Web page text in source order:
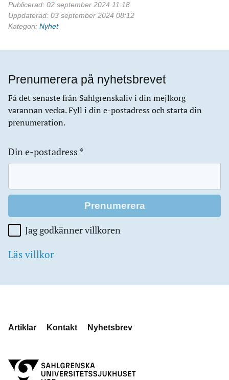
Publicerad: 02 september 2024 11:18
Uppdaterad: 03 september 2024 08:12
Kategori: Nyhet
Prenumerera på nyhetsbrevet
Få det senaste från Sahlgrenskaliv i din mejlkorg
varannan vecka. Fyll i din e-postadress och starta din
prenumeration.
Din e-postadress *
Jag godkänner villkoren
Läs villkor
Artiklar Kontakt Nyhetsbrev